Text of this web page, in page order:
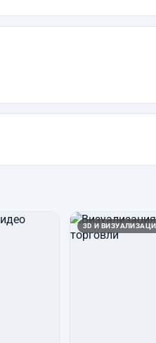
3D И